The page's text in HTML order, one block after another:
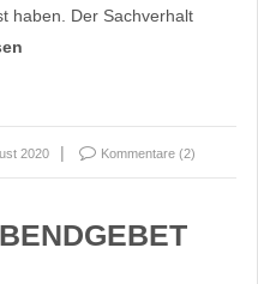
haben. Der Sachverhalt
2020 Kommentare (2)